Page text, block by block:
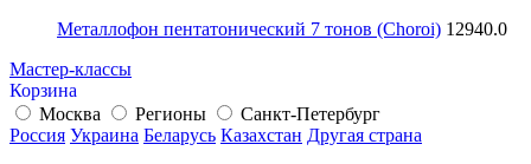
Металлофон пентатонический 7 тонов (Choroi) 12940.0
Мастер-классы
Корзина
Москва
Регионы
Санкт-Петербург
Россия Украина Беларусь Казахстан Другая страна